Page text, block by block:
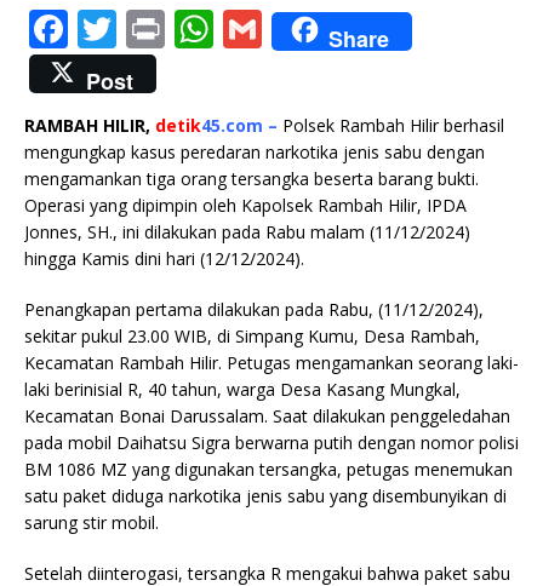
F
a
c
e
b
o
o
k
T
w
it
te
r
P
n
t
W
at
s
A
p
p
G
m
ai
l
Share
Post
RAMBAH HILIR, detik45.com – Polsek Rambah Hilir berhasil
mengungkap kasus peredaran narkotika jenis sabu dengan
mengamankan tiga orang tersangka beserta barang bukti.
Operasi yang dipimpin oleh Kapolsek Rambah Hilir, IPDA
Jonnes, SH., ini dilakukan pada Rabu malam (11/12/2024)
hingga Kamis dini hari (12/12/2024).
Penangkapan pertama dilakukan pada Rabu, (11/12/2024),
sekitar pukul 23.00 WIB, di Simpang Kumu, Desa Rambah,
Kecamatan Rambah Hilir. Petugas mengamankan seorang laki-
laki berinisial R, 40 tahun, warga Desa Kasang Mungkal,
Kecamatan Bonai Darussalam. Saat dilakukan penggeledahan
pada mobil Daihatsu Sigra berwarna putih dengan nomor polisi
BM 1086 MZ yang digunakan tersangka, petugas menemukan
satu paket diduga narkotika jenis sabu yang disembunyikan di
sarung stir mobil.
Setelah diinterogasi, tersangka R mengakui bahwa paket sabu